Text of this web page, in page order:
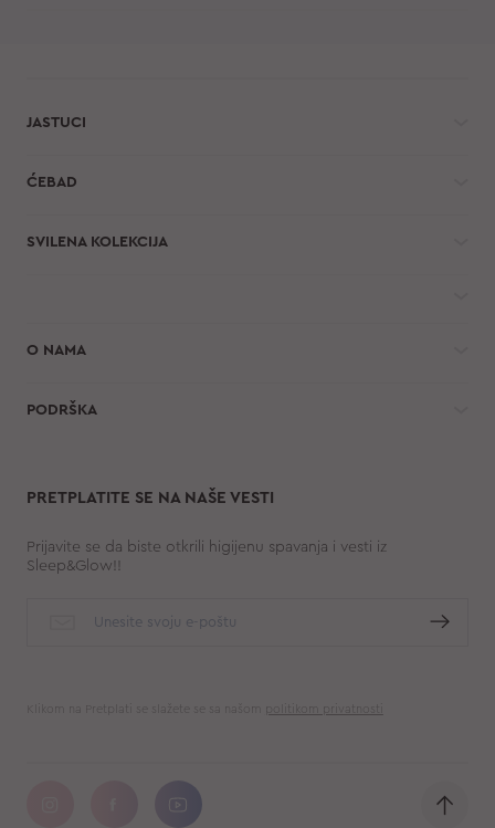
JASTUCI
ĆEBAD
SVILENA KOLEKCIJA
O NAMA
PODRŠKA
PRETPLATITE SE NA NAŠE VESTI
Prijavite se da biste otkrili higijenu spavanja i vesti iz
Sleep&Glow!!
Klikom na Pretplati se slažete se sa našom politikom privatnosti